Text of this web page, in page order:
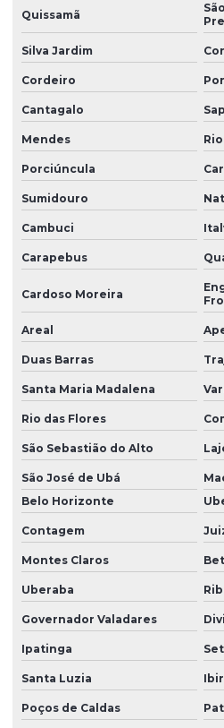
Vulcanização de peças de borracha
Vulcanização de peças de borracha
Quissamã
Silva Jardim
Cordeiro
Cantagalo
Mendes
Porciúncula
Sumidouro
Cambuci
Carapebus
Cardoso Moreira
Areal
Duas Barras
Santa Maria Madalena
Rio das Flores
São Sebastião do Alto
São José de Ubá
Belo Horizonte
Contagem
Montes Claros
Uberaba
Governador Valadares
Ipatinga
Santa Luzia
Poços de Caldas